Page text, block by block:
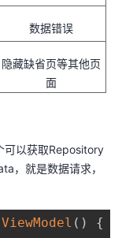
数据错误
隐藏缺省页等其他页
面
可以获取Repository
，就是数据请求，
ViewModel ( )
{